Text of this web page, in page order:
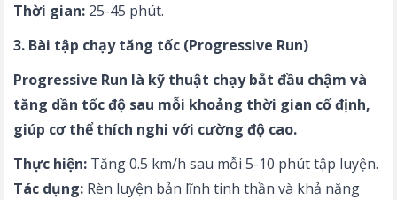
Thời gian: 25-45 phút.
3. Bài tập chạy tăng tốc (Progressive Run)
Progressive Run là kỹ thuật chạy bắt đầu chậm và
tăng dần tốc độ sau mỗi khoảng thời gian cố định,
giúp cơ thể thích nghi với cường độ cao.
Thực hiện: Tăng 0.5 km/h sau mỗi 5-10 phút tập luyện.
Tác dụng: Rèn luyện bản lĩnh tinh thần và khả năng